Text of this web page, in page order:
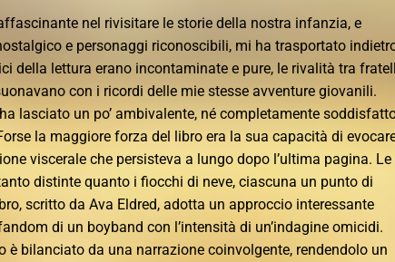
nel rivisitare le storie della nostra infanzia, e
e personaggi riconoscibili, mi ha trasportato
della lettura erano incontaminate e pure, le rivalità tra
con i ricordi delle mie stesse avventure giovanili.
lasciato un po’ ambivalente, né completamente
la maggiore forza del libro era la sua capacità di
viscerale che persisteva a lungo dopo l’ultima pagina. Le
distinte quanto i fiocchi di neve, ciascuna un punto di
scritto da Ava Eldred, adotta un approccio interessante
di un boyband con l’intensità di un’indagine omicidi.
è bilanciato da una narrazione coinvolgente, rendendolo un